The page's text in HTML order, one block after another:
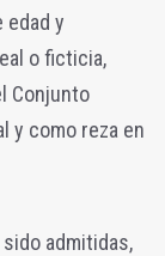
edad y
o ficticia,
Conjunto
y como reza en
admitidas,